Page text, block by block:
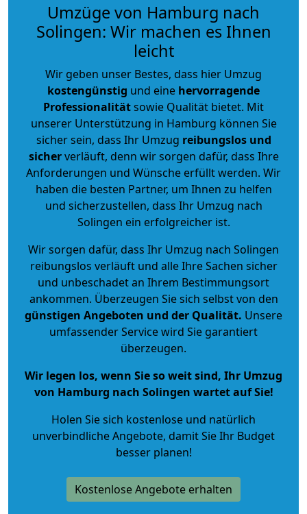
Umzüge von Hamburg nach
Solingen: Wir machen es Ihnen
leicht
Wir geben unser Bestes, dass hier Umzug
kostengünstig und eine hervorragende
Professionalitätsowie Qualität bietet. Mit
unserer Unterstützung in Hamburg können Sie
sicher sein, dass Ihr Umzug reibungslos und
sicherverläuft, denn wir sorgen dafür, dass Ihre
Anforderungen und Wünsche erfüllt werden. Wir
haben die besten Partner, um Ihnen zu helfen
und sicherzustellen, dass Ihr Umzug nach
Solingen ein erfolgreicher ist.
Wir sorgen dafür, dass Ihr Umzug nach Solingen
reibungslos verläuft und alle Ihre Sachen sicher
und unbeschadet an Ihrem Bestimmungsort
ankommen. Überzeugen Sie sich selbst von den
günstigen Angeboten und der Qualität. Unsere
umfassender Service wird Sie garantiert
überzeugen.
Wir legen los, wenn Sie so weit sind, Ihr Umzug
von Hamburg nach Solingen wartet auf Sie!
Holen Sie sich kostenlose und natürlich
unverbindliche Angebote, damit Sie Ihr Budget
besser planen!
Kostenlose Angebote erhalten